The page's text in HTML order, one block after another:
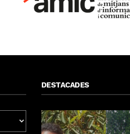
DESTACADES